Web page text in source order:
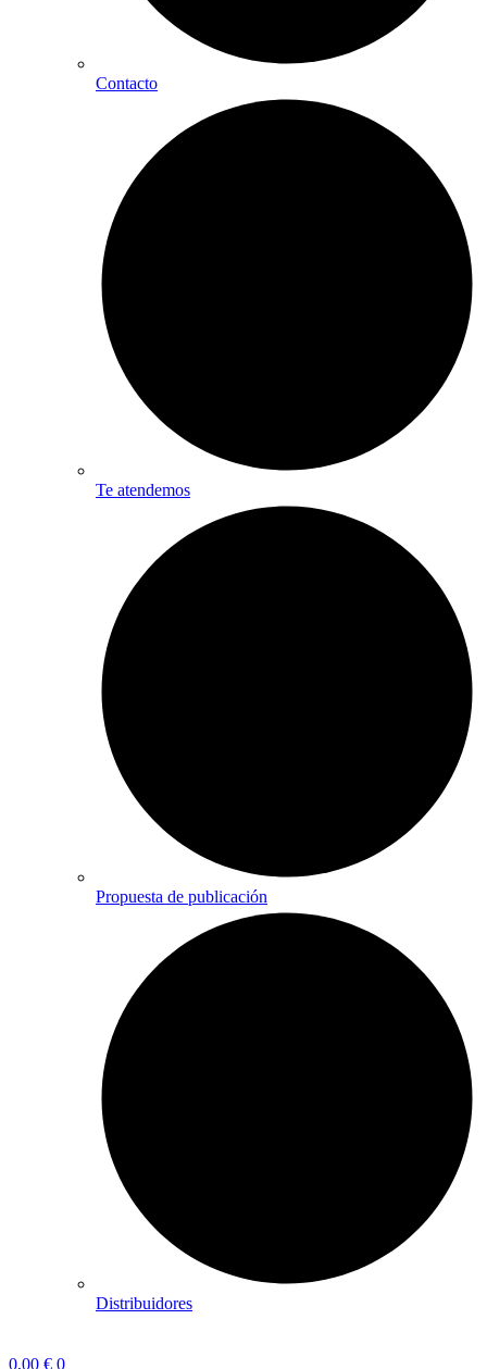
Contacto
Te atendemos
Propuesta de publicación
Distribuidores
0,00 € 0